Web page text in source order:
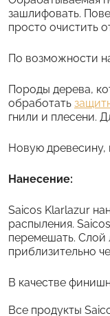
зашлифовать.
просто очистить
По возможности
Породы дерева,
обработать
гнили и плесени.
Новую древесину,
Нанесение:
Saicos Klarlazur
распыления.
перемешать. Слой
приблизительно
В качестве
Все продукты